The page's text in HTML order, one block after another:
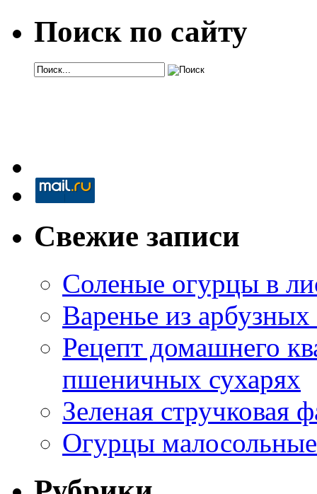
Поиск по сайту
Свежие записи
Соленые огурцы в
Варенье из
Рецепт домашнего
пшеничных сухарях
Зеленая стручковая
Огурцы